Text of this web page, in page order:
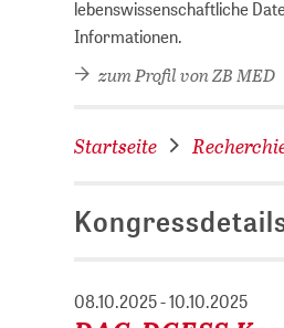
lebenswissenschaftliche
Informationen.
zum Profil von ZB MED
Startseite
08.10.2025 - 10.10.2025